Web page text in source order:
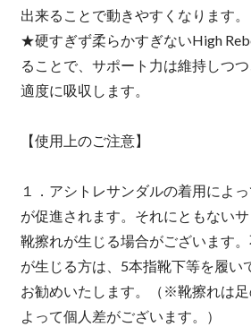
出来ることで動きやすくなります。
★硬すぎず柔らかすぎないHigh
ることで、サポート力は維持しつ
適度に吸収します。
【使用上のご注意】
１．アシトレサンダルの着用によ
が促進されます。それにともない
靴擦れが生じる場合がございます
が生じる方は、5本指靴下等を履い
お勧めいたします。（※靴擦れは
よって個人差がございます。）